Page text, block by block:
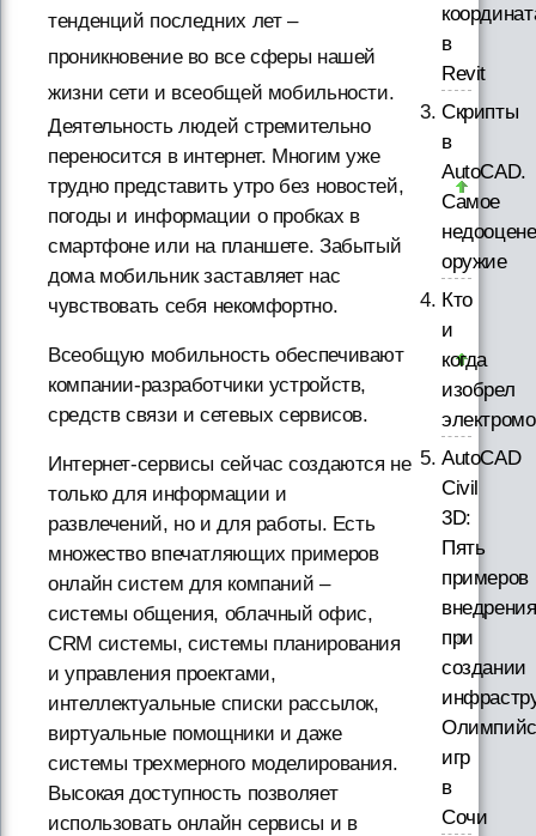
тенденций последних лет –
проникновение во все сферы нашей
жизни сети и всеобщей мобильности.
Деятельность людей стремительно
переносится в интернет. Многим уже
трудно представить утро без новостей,
погоды и информации о пробках в
смартфоне или на планшете. Забытый
дома мобильник заставляет нас
чувствовать себя некомфортно.
Всеобщую мобильность обеспечивают
компании-разработчики устройств,
средств связи и сетевых сервисов.
Интернет-сервисы сейчас создаются не
только для информации и
развлечений, но и для работы. Есть
множество впечатляющих примеров
онлайн систем для компаний –
системы общения, облачный офис,
CRM системы, системы планирования
и управления проектами,
интеллектуальные списки рассылок,
виртуальные помощники и даже
системы трехмерного моделирования.
Высокая доступность позволяет
использовать онлайн сервисы и в
в
Revit
Скрипты
в
AutoCAD.
Самое
оружие
Кто
и
когда
изобрел
AutoCAD
Civil
3D:
Пять
примеров
внедрения
при
создании
игр
в
Сочи